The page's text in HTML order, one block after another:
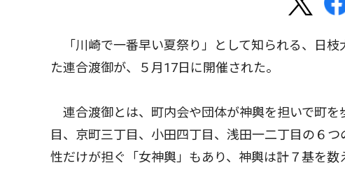
「川崎で一番早い夏祭り」として知られる、日
た連合渡御が、５月17日に開催された。
連合渡御とは、町内会や団体が神輿を担いで町
目、京町三丁目、小田四丁目、浅田一二丁目の６
性だけが担ぐ「女神輿」もあり、神輿は計７基を